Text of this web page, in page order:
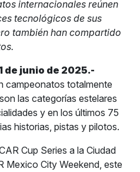
internacionales reúnen
tecnológicos de sus
también han compartido
de junio de 2025.-
campeonatos totalmente
las categorías estelares
y en los últimos 75
historias, pistas y pilotos.
Cup Series a la Ciudad
Mexico City Weekend, este